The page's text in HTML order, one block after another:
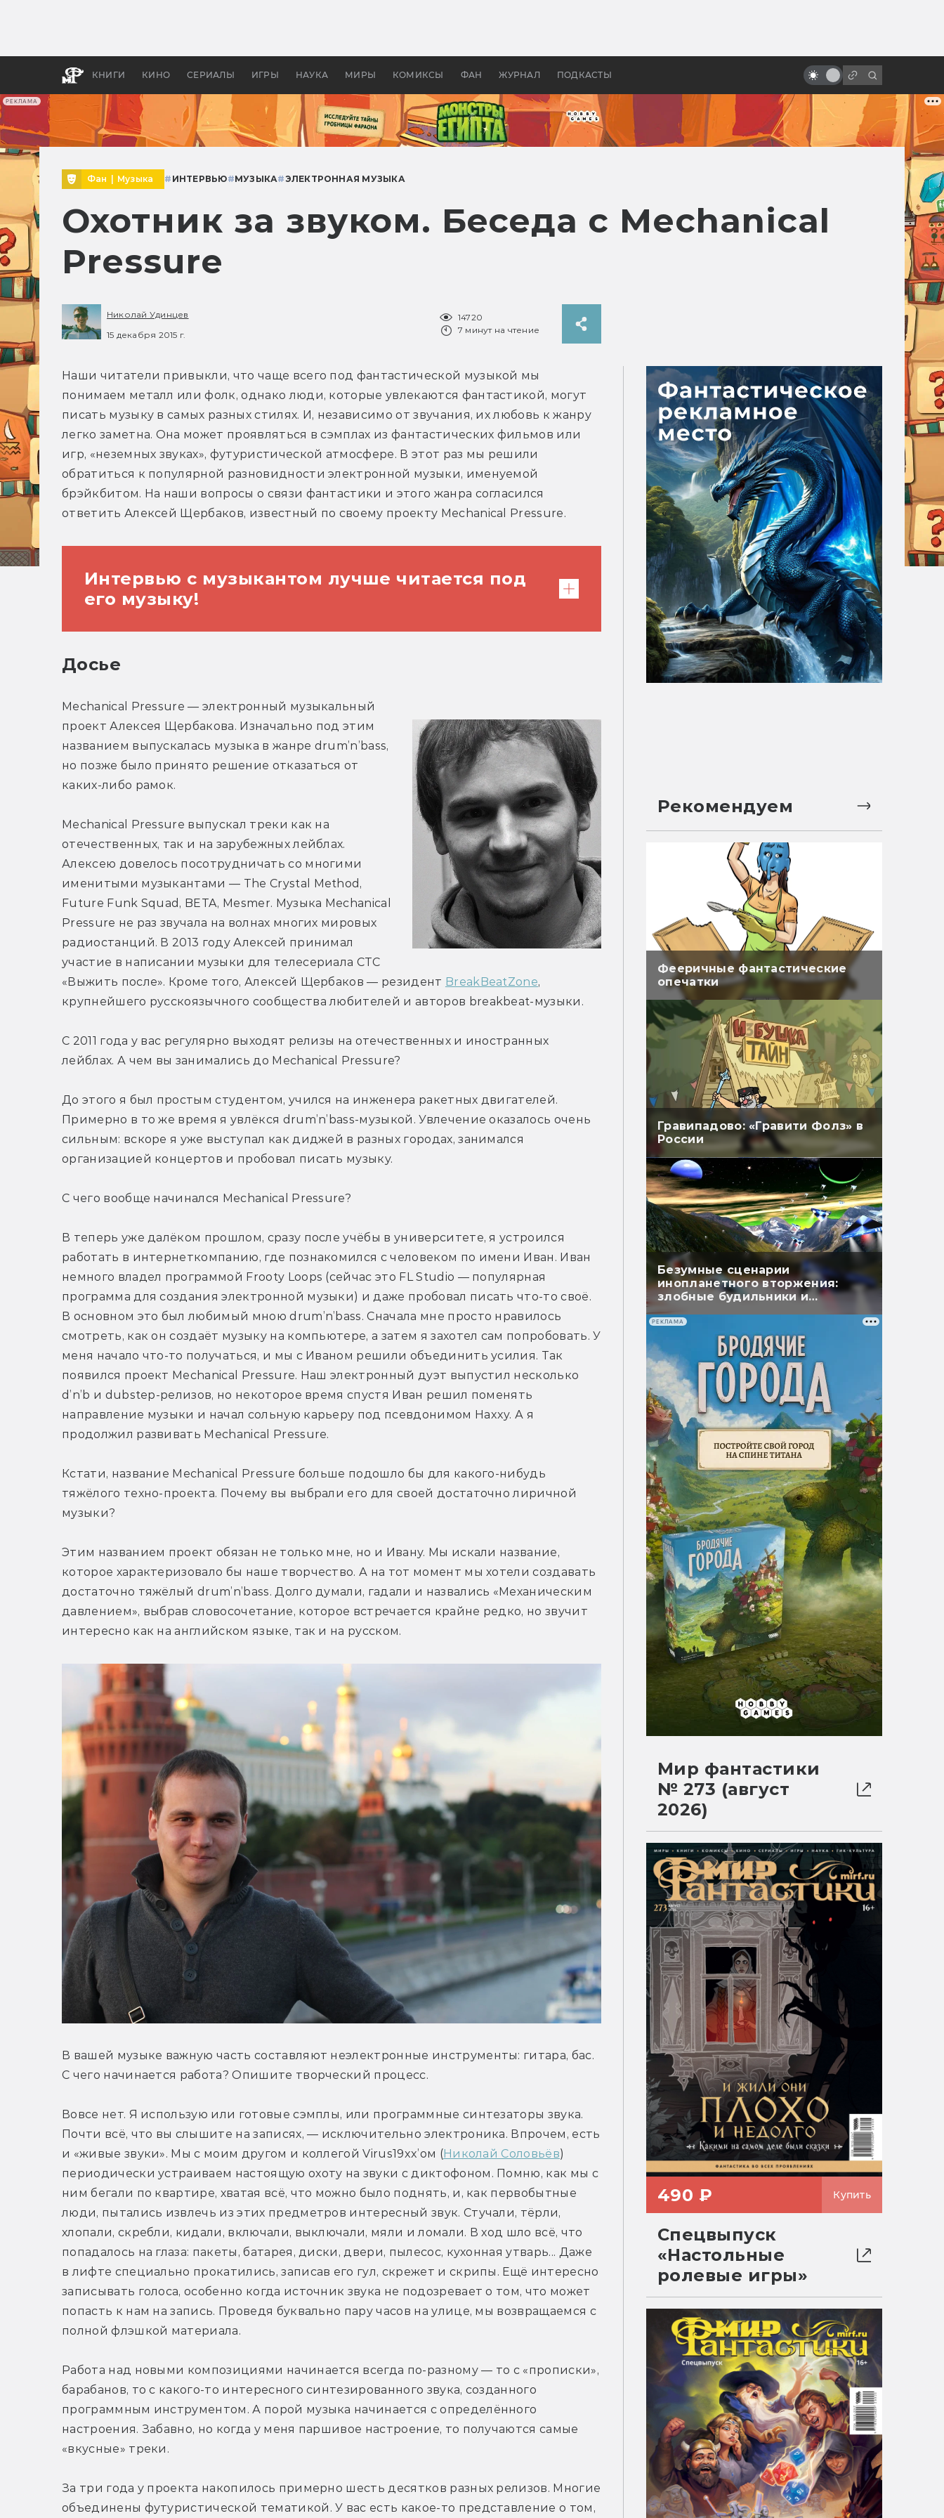
РЕКЛАМА
КНИГИ КИНО СЕРИАЛЫ ИГРЫ НАУКА МИРЫ КОМИКСЫ ФАН ЖУРНАЛ ПОДКАСТЫ
апокалипсис, в России —
бы «Властелина колец»
фанатов и от врагов
Фан Музыка # ИНТЕРВЬЮ#МУЗЫКА#ЭЛЕКТРОННАЯ МУЗЫКА
Охотник за звуком. Беседа с Mechanical
Pressure
Николай Удинцев
15 декабря 2015 г.
14720
7 минут на чтение
Наши читатели привыкли, что чаще всего под фантастической музыкой мы
понимаем металл или фолк, однако люди, которые увлекаются фантастикой, могут
писать музыку в самых разных стилях. И, независимо от звучания, их любовь к жанру
легко заметна. Она может проявляться в сэмплах из фантастических фильмов или
игр, «неземных звуках», футуристической атмосфере. В этот раз мы решили
обратиться к популярной разновидности электронной музыки, именуемой
брэйкбитом. На наши вопросы о связи фантастики и этого жанра согласился
ответить Алексей Щербаков, известный по своему проекту Mechanical Pressure.
Интервью с музыкантом лучше читается под
его музыку!
Досье
Mechanical Pressure — электронный музыкальный
проект Алексея Щербакова. Изначально под этим
названием выпускалась музыка в жанре drum’n’bass,
но позже было принято решение отказаться от
каких-либо рамок.
Mechanical Pressure выпускал треки как на
отечественных, так и на зарубежных лейблах.
Алексею довелось посотрудничать со многими
именитыми музыкантами — The Crystal Method,
Future Funk Squad, BETA, Mesmer. Музыка Mechanical
Pressure не раз звучала на волнах многих мировых
радиостанций. В 2013 году Алексей принимал
участие в написании музыки для телесериала СТС
«Выжить после». Кроме того, Алексей Щербаков — резидент BreakBeatZone,
крупнейшего русскоязычного сообщества любителей и авторов breakbeat-музыки.
С 2011 года у вас регулярно выходят релизы на отечественных и иностранных
лейблах. А чем вы занимались до Mechanical Pressure?
До этого я был простым студентом, учился на инженера ракетных двигателей.
Примерно в то же время я увлёкся drum’n’bass-музыкой. Увлечение оказалось очень
сильным: вскоре я уже выступал как диджей в разных городах, занимался
организацией концертов и пробовал писать музыку.
С чего вообще начинался Mechanical Pressure?
В теперь уже далёком прошлом, сразу после учёбы в университете, я устроился
работать в интернеткомпанию, где познакомился с человеком по имени Иван. Иван
немного владел программой Frooty Loops (сейчас это FL Studio — популярная
программа для создания электронной музыки) и даже пробовал писать что-то своё.
В основном это был любимый мною drum’n’bass. Сначала мне просто нравилось
смотреть, как он создаёт музыку на компьютере, а затем я захотел сам попробовать. У
меня начало что-то получаться, и мы с Иваном решили объединить усилия. Так
появился проект Mechanical Pressure. Наш электронный дуэт выпустил несколько
d’n’b и dubstep-релизов, но некоторое время спустя Иван решил поменять
направление музыки и начал сольную карьеру под псевдонимом Haxxy. А я
продолжил развивать Mechanical Pressure.
Кстати, название Mechanical Pressure больше подошло бы для какого-нибудь
тяжёлого техно-проекта. Почему вы выбрали его для своей достаточно лиричной
музыки?
Этим названием проект обязан не только мне, но и Ивану. Мы искали название,
которое характеризовало бы наше творчество. А на тот момент мы хотели создавать
достаточно тяжёлый drum’n’bass. Долго думали, гадали и назвались «Механическим
давлением», выбрав словосочетание, которое встречается крайне редко, но звучит
интересно как на английском языке, так и на русском.
В вашей музыке важную часть составляют неэлектронные инструменты: гитара, бас.
С чего начинается работа? Опишите творческий процесс.
Вовсе нет. Я использую или готовые сэмплы, или программные синтезаторы звука.
Почти всё, что вы слышите на записях, — исключительно электроника. Впрочем, есть
и «живые звуки». Мы с моим другом и коллегой Virus19xx’ом (Николай Соловьёв)
периодически устраиваем настоящую охоту на звуки с диктофоном. Помню, как мы с
ним бегали по квартире, хватая всё, что можно было поднять, и, как первобытные
люди, пытались извлечь из этих предметров интересный звук. Стучали, тёрли,
хлопали, скребли, кидали, включали, выключали, мяли и ломали. В ход шло всё, что
попадалось на глаза: пакеты, батарея, диски, двери, пылесос, кухонная утварь... Даже
в лифте специально прокатились, записав его гул, скрежет и скрипы. Ещё интересно
записывать голоса, особенно когда источник звука не подозревает о том, что может
попасть к нам на запись. Проведя буквально пару часов на улице, мы возвращаемся с
полной флэшкой материала.
Работа над новыми композициями начинается всегда по-разному — то с «прописки»,
барабанов, то с какого-то интересного синтезированного звука, созданного
программным инструментом. А порой музыка начинается с определённого
настроения. Забавно, но когда у меня паршивое настроение, то получаются самые
«вкусные» треки.
За три года у проекта накопилось примерно шесть десятков разных релизов. Многие
объединены футуристической тематикой. У вас есть какое-то представление о том,
Рекомендуем
Фееричные фантастические
опечатки
Гравипадово: «Гравити Фолз» в
России
Безумные сценарии
инопланетного вторжения:
злобные будильники и
бессмертные огурцы
РЕКЛАМА
Мир фантастики
№ 273 (август
2026)
490 ₽ Купить
Спецвыпуск
«Настольные
ролевые игры»